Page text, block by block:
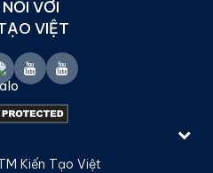
VỚI
VIỆT
Kiến Tạo Việt